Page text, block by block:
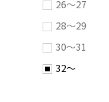
26～27
28～29
30～31
32～